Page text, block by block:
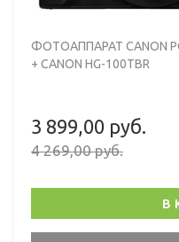
ФОТОАППАРАТ CANON
+ CANON HG-100TBR
3 899,00 руб.
4 269,00 руб.
В